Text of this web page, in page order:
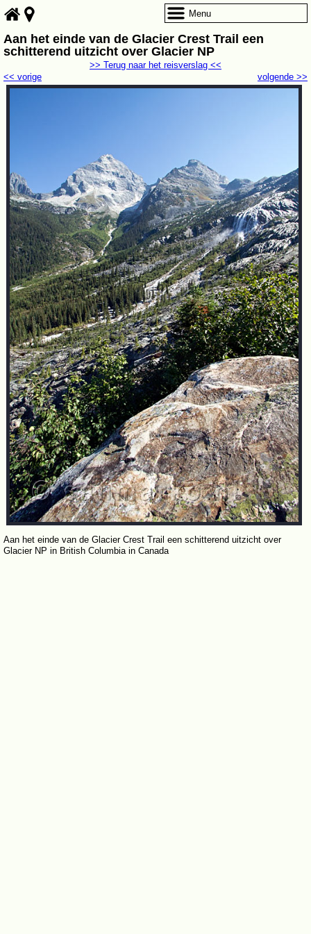
Aan het einde van de Glacier Crest Trail een
schitterend uitzicht over Glacier NP
volgende >>
<< vorige
>> Terug naar het reisverslag <<
Aan het einde van de Glacier Crest Trail een schitterend uitzicht over
Glacier NP in British Columbia in Canada
Menu